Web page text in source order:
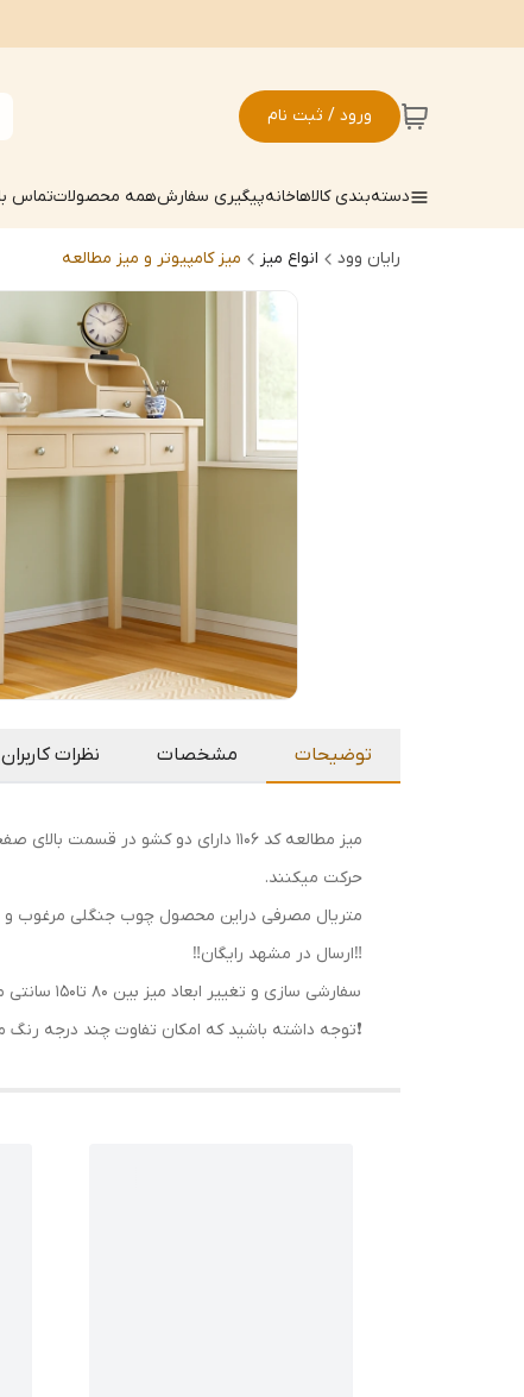
ورود / ثبت نام
دسته‌بندی کالاهاخانهپیگیری سفارشهمه محصولاتتماس
رایان وود انواع میز میز کامپیوتر و میز مطالعه
توضیحات مشخصات نظرات کاربران
میز مطالعه کد ۱۱۰۶ دارای دو کشو
حرکت میکنند.
متریال مصرفی دراین محصول چوب جنگلی مرغوب و
‼️ارسال در مشهد رایگان‼️
سفارشی سازی و تغییر ابعاد میز بین ۸۰ تا۱۵۰ سانتی متر امکان پذیر میباشد.
❗️توجه داشته باشید که امکان تفاوت چند درجه رنگ